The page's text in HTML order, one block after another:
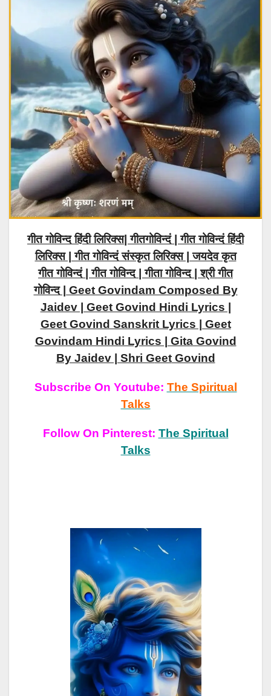
गीत गोविन्द हिंदी लिरिक्स| गीतगोविन्दं | गीत गोविन्दं हिंदी
लिरिक्स | गीत गोविन्दं संस्कृत लिरिक्स | जयदेव कृत
गीत गोविन्दं | गीत गोविन्द | गीता गोविन्द | श्री गीत
गोविन्द | Geet Govindam Composed By
Jaidev | Geet Govind Hindi Lyrics |
Geet Govind Sanskrit Lyrics | Geet
Govindam Hindi Lyrics | Gita Govind
By Jaidev | Shri GEetGovind
Subscribe On Youtube: The Spiritual
Talks
Follow On Pinterest: The Spiritual
Talks